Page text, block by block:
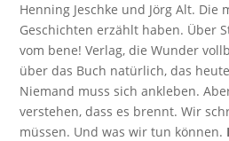
Henning Jeschke und Jörg Alt.
Geschichten erzählt haben. Über
vom bene! Verlag, die Wunder
über das Buch natürlich, das
Niemand muss sich ankleben.
verstehen, dass es brennt. Wir
müssen. Und was wir tun können.